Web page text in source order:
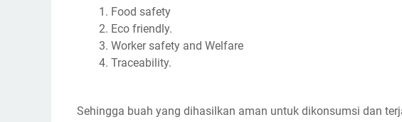
Food safety
Eco friendly.
Worker safety and Welfare
Traceability.
Sehingga buah yang dihasilkan aman untuk dikonsumsi dan